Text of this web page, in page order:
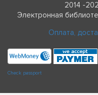
2014 -
Электронная
Оплата,
Check passport